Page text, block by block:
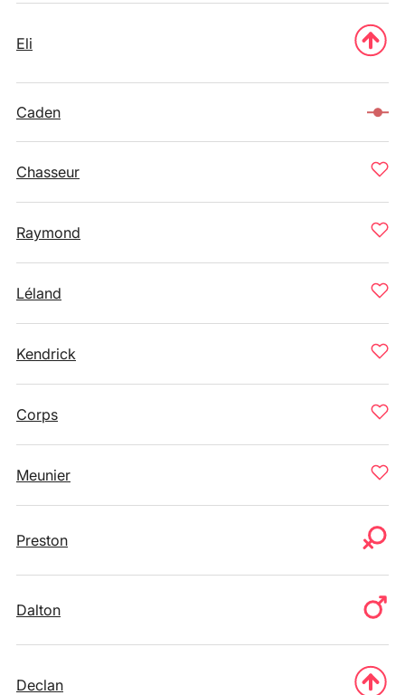
Eli
Caden
Chasseur
Raymond
Léland
Kendrick
Corps
Meunier
Preston
Dalton
Declan